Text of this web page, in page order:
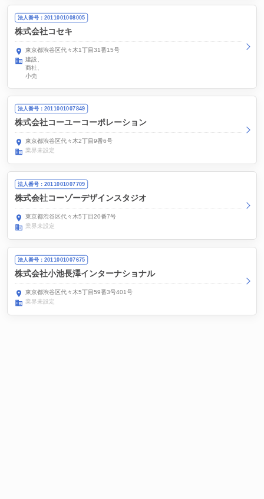
法人番号：2011001008005
株式会社コセキ
東京都渋谷区代々木1丁目31番15号
建設
商社
小売
法人番号：2011001007849
株式会社コーユーコーポレーション
東京都渋谷区代々木2丁目9番6号
業界未設定
法人番号：2011001007709
株式会社コーゾーデザインスタジオ
東京都渋谷区代々木5丁目20番7号
業界未設定
法人番号：2011001007675
株式会社小池長澤インターナショナル
東京都渋谷区代々木5丁目59番3号401号
業界未設定